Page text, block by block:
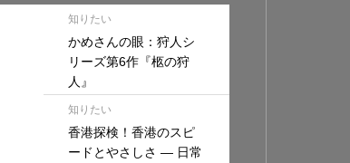
知りたい
かめさんの眼：狩人シ
リーズ第6作『柩の狩
人』
知りたい
香港探検！香港のスピ
ードとやさしさ — 日常